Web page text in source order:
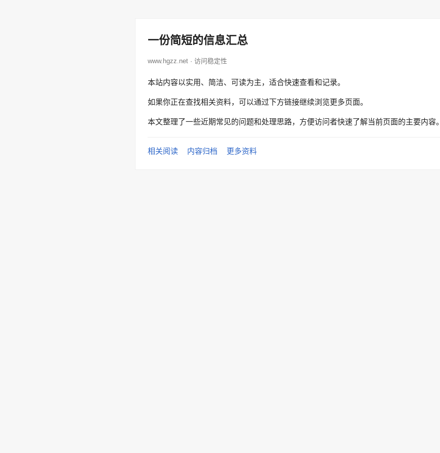
一份简短的信息汇总
www.hgzz.net · 访问稳定性
本站内容以实用、简洁、可读为主，适合快速查看和记录。
如果你正在查找相关资料，可以通过下方链接继续浏览更多页面。
本文整理了一些近期常见的问题和处理思路，方便访问者快速了解当前页面的主要内容。
相关阅读 内容归档 更多资料